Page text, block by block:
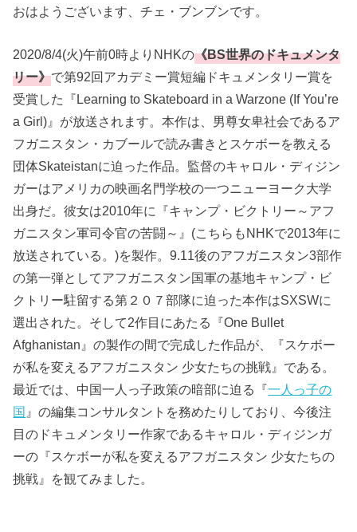
おはようございます、チェ・ブンブンです。
2020/8/4(火)午前0時よりNHKの《BS世界のドキュメンタ
リー》で第92回アカデミー賞短編ドキュメンタリー賞を
受賞した『Learning to Skateboard in a Warzone (If You’re
a Girl)』が放送されます。本作は、男尊女卑社会であるア
フガニスタン・カブールで読み書きとスケボーを教える
団体Skateistanに迫った作品。監督のキャロル・ディジン
ガーはアメリカの映画名門学校の一つニューヨーク大学
出身だ。彼女は2010年に『キャンプ・ビクトリー～アフ
ガニスタン軍司令官の苦闘～』(こちらもNHKで2013年に
放送されている。)を製作。9.11後のアフガニスタン3部作
の第一弾としてアフガニスタン国軍の基地キャンプ・ビ
クトリー駐留する第２０７部隊に迫った本作はSXSWに
選出された。そして2作目にあたる『One Bullet
Afghanistan』の製作の間で完成した作品が、『スケボー
が私を変えるアフガニスタン 少女たちの挑戦』である。
最近では、中国一人っ子政策の暗部に迫る『一人っ子の
国 』の編集コンサルタントを務めたりしており、今後注
目のドキュメンタリー作家であるキャロル・ディジンガ
ーの『スケボーが私を変えるアフガニスタン 少女たちの
挑戦』を観てみました。